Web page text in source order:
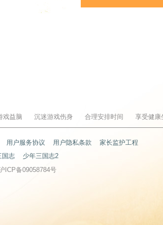
戏益脑 沉迷游戏伤身 合理安排时间 享受健康
用户服务协议 用户隐私条款
家长监护工程
国志
少年三国志2
ICP备09058784号